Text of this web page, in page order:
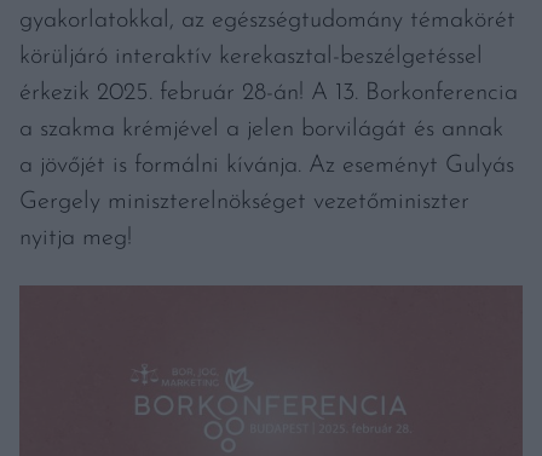
gyakorlatokkal, az egészségtudomány témakörét
körüljáró interaktív kerekasztal-beszélgetéssel
érkezik 2025. február 28-án! A 13. Borkonferencia
a szakma krémjével a jelen borvilágát és annak
a jövőjét is formálni kívánja. Az eseményt Gulyás
Gergely miniszterelnökséget vezetőminiszter
nyitja meg!